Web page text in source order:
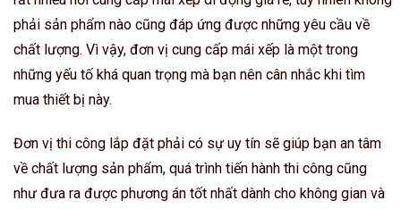
phải sản phẩm nào cũng đáp ứng được những yêu cầu về
chất lượng. Vì vậy, đơn vị cung cấp mái xếp là một trong
những yếu tố khá quan trọng mà bạn nên cân nhắc khi tìm
mua thiết bị này.
Đơn vị thi công lắp đặt phải có sự uy tín sẽ giúp bạn an tâm
về chất lượng sản phẩm, quá trình tiến hành thi công cũng
như đưa ra được phương án tốt nhất dành cho không gian và